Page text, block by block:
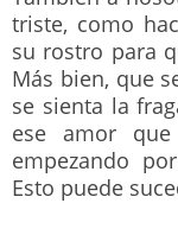
triste, como
su rostro para
Más bien, que
se sienta la
ese amor
empezando
Esto puede